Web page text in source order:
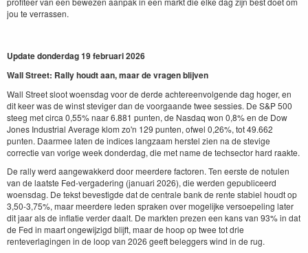
jou te verrassen.
Update donderdag 19 februari 2026
Wall Street: Rally houdt aan, maar de vragen blijven
Wall Street sloot woensdag voor de derde achtereenvolgende dag hoger, en
dit keer was de winst steviger dan de voorgaande twee sessies. De S&P 500
steeg met circa 0,55% naar 6.881 punten, de Nasdaq won 0,8% en de Dow
Jones Industrial Average klom zo'n 129 punten, ofwel 0,26%, tot 49.662
punten. Daarmee laten de indices langzaam herstel zien na de stevige
correctie van vorige week donderdag, die met name de techsector hard raakte.
De rally werd aangewakkerd door meerdere factoren. Ten eerste de notulen
van de laatste Fed-vergadering (januari 2026), die werden gepubliceerd
woensdag. De tekst bevestigde dat de centrale bank de rente stabiel houdt op
3,50-3,75%, maar meerdere leden spraken over mogelijke versoepeling later
dit jaar als de inflatie verder daalt. De markten prezen een kans van 93% in dat
de Fed in maart ongewijzigd blijft, maar de hoop op twee tot drie
renteverlagingen in de loop van 2026 geeft beleggers wind in de rug.